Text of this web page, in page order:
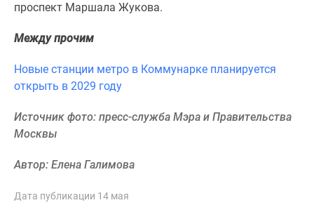
ипотека
Медиа
Новости
недвижимости
Мнение
Аналитика
Покупателю
проспект Маршала Жукова.
Между прочим
Новые станции метро в Коммунарке планируется
открыть в 2029 году
Источник фото: пресс-служба Мэра и Правительства
Москвы
Автор: Елена Галимова
Дата публикации 14 мая